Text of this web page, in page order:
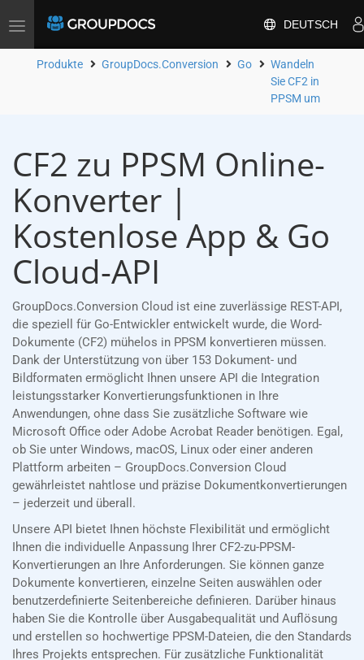
Toggle
DEUTSCH
Produkte GroupDocs.Conversion Go
Wandeln
Sie CF2 in
PPSM um
CF2 zu PPSM Online-
Konverter |
Kostenlose App & Go
Cloud-API
GroupDocs.Conversion Cloud ist eine zuverlässige REST-API,
die speziell für Go-Entwickler entwickelt wurde, die Word-
Dokumente (CF2) mühelos in PPSM konvertieren müssen.
Dank der Unterstützung von über 153 Dokument- und
Bildformaten ermöglicht Ihnen unsere API die Integration
leistungsstarker Konvertierungsfunktionen in Ihre
Anwendungen, ohne dass Sie zusätzliche Software wie
Microsoft Office oder Adobe Acrobat Reader benötigen. Egal,
ob Sie unter Windows, macOS, Linux oder einer anderen
Plattform arbeiten – GroupDocs.Conversion Cloud
gewährleistet nahtlose und präzise Dokumentkonvertierungen
– jederzeit und überall.
Unsere API bietet Ihnen höchste Flexibilität und ermöglicht
Ihnen die individuelle Anpassung Ihrer CF2-zu-PPSM-
Konvertierungen an Ihre Anforderungen. Sie können ganze
Dokumente konvertieren, einzelne Seiten auswählen oder
benutzerdefinierte Seitenbereiche definieren. Darüber hinaus
haben Sie die Kontrolle über Ausgabequalität und Auflösung
und erstellen so hochwertige PPSM-Dateien, die den Standards
Ihres Projekts entsprechen. Für zusätzliche Funktionalität